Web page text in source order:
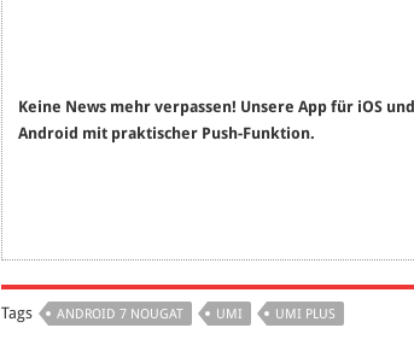
Keine News mehr verpassen! Unsere App für iOS und
Android mit praktischer Push-Funktion.
Tags ANDROID 7 NOUGAT UMI UMI PLUS